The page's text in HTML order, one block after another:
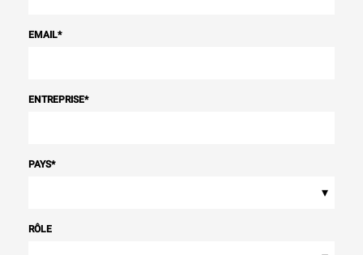
EMAIL*
ENTREPRISE*
PAYS*
▾
RÔLE